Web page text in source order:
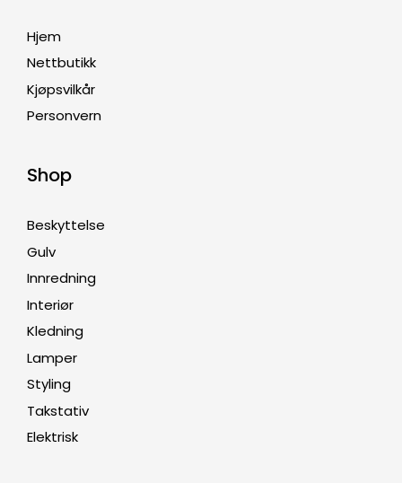
Hjem
Nettbutikk
Kjøpsvilkår
Personvern
Shop
Beskyttelse
Gulv
Innredning
Interiør
Kledning
Lamper
Styling
Takstativ
Elektrisk